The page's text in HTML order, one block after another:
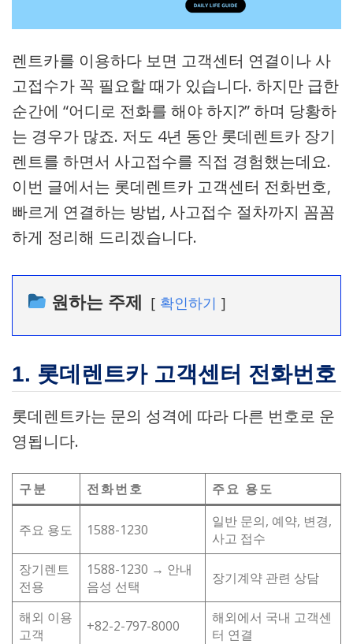
렌트카를 이용하다 보면 고객센터 연결이나 사
고접수가 꼭 필요할 때가 있습니다. 하지만 급한
순간에 “어디로 전화를 해야 하지?” 하며 당황하
는 경우가 많죠. 저도 4년 동안 롯데렌트카 장기
렌트를 하면서 사고접수를 직접 경험했는데요.
이번 글에서는 롯데렌트카 고객센터 전화번호,
빠르게 연결하는 방법, 사고접수 절차까지 꼼꼼
하게 정리해 드리겠습니다.
원하는 주제 확인하기
1. 롯데렌트카 고객센터 전화번호
롯데렌트카는 문의 성격에 따라 다른 번호로 운
영됩니다.
구분 전화번호 주요 용도
주요 용도 1588-1230
일반 문의, 예약, 변경,
사고 접수
장기렌트
전용
1588-1230 → 안내
음성 선택
장기계약 관련 상담
해외 이용
고객
+82-2-797-8000
해외에서 국내 고객센
터 연결